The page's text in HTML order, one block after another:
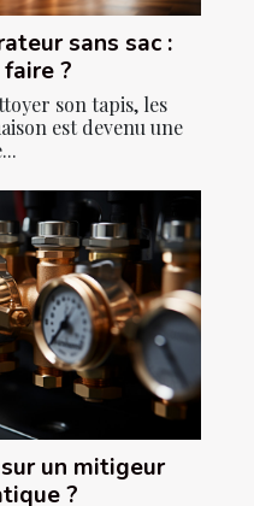
sans sac :
?
son tapis, les
est devenu une
un mitigeur
?